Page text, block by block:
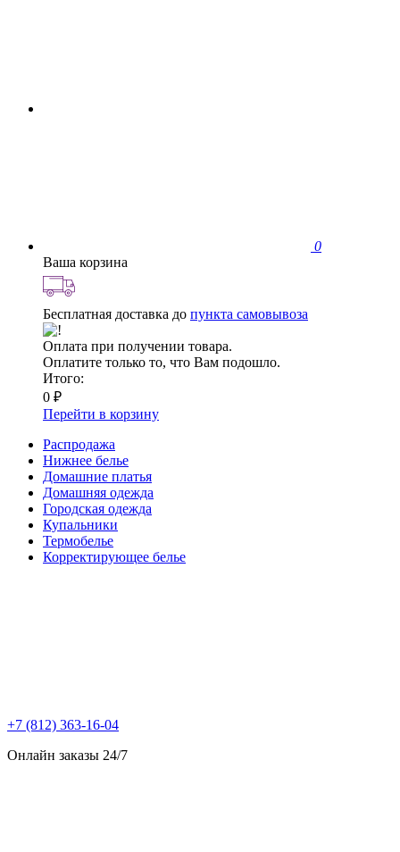
0
Ваша корзина
Бесплатная доставка до пункта самовывоза
Оплата при получении товара.
Оплатите только то, что Вам подошло.
Итого:
0 ₽
Перейти в корзину
Распродажа
Нижнее белье
Домашние платья
Домашняя одежда
Городская одежда
Купальники
Термобелье
Корректирующее белье
+7 (812) 363-16-04
Онлайн заказы 24/7